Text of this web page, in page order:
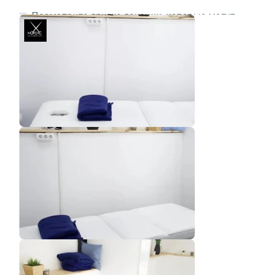
Посмотрите другие локации, которые могут
подходить под ваш запрос